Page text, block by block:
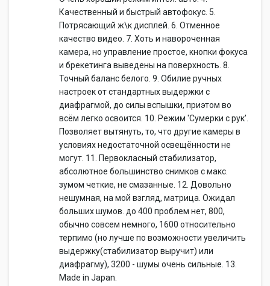
Качественный и быстрый автофокус. 5.
Потрясающий ж\к дисплей. 6. Отменное
качество видео. 7. Хоть и навороченная
камера, но управление простое, кнопки фокуса
и брекетинга выведены на поверхность. 8.
Точный баланс белого. 9. Обилие ручных
настроек от стандартных выдержки с
диафрагмой, до силы вспышки, приэтом во
всём легко освоится. 10. Режим 'Сумерки с рук'.
Позволяет вытянуть, то, что другие камеры в
условиях недостаточной освещённости не
могут. 11. Первокласный стабилизатор,
абсолютное большинство снимков с макс.
зумом четкие, не смазанные. 12. Довольно
нешумная, на мой взгляд, матрица. Ожидал
больших шумов. до 400 проблем нет, 800,
обычно совсем немного, 1600 относительно
терпимо (но лучше по возможности увеличить
выдержку(стабилизатор выручит) или
диафрагму), 3200 - шумы очень сильные. 13.
Made in Japan.